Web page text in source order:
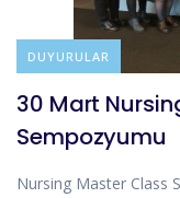
DUYURULAR
30 Mart
Sempozyumu
Nursing Master Class